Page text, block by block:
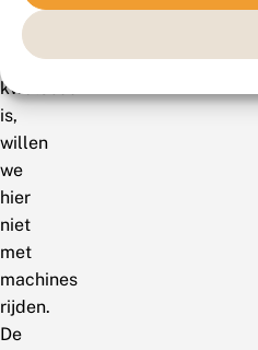
“Omdat
het
terrein
kwetsbaar
is,
willen
we
hier
niet
met
machines
rijden.
De